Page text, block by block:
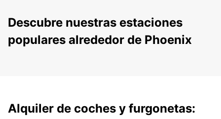
Descubre nuestras estaciones
populares alrededor de Phoenix
Alquiler de coches y furgonetas: